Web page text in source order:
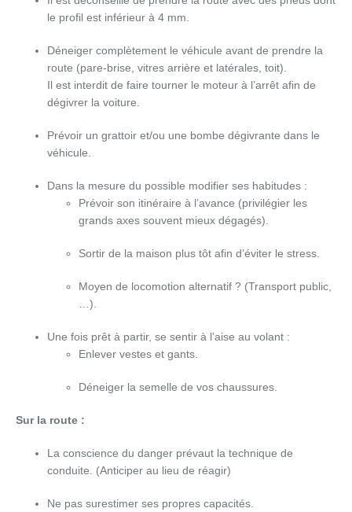
le profil est inférieur à 4 mm.
Déneiger complètement le véhicule avant de prendre la
route (pare-brise, vitres arrière et latérales, toit).
Il est interdit de faire tourner le moteur à l’arrêt afin de
dégivrer la voiture.
Prévoir un grattoir et/ou une bombe dégivrante dans le
véhicule.
Dans la mesure du possible modifier ses habitudes :
Prévoir son itinéraire à l’avance (privilégier les
grands axes souvent mieux dégagés).
Sortir de la maison plus tôt afin d’éviter le stress.
Moyen de locomotion alternatif ? (Transport public,
…).
Une fois prêt à partir, se sentir à l’aise au volant :
Enlever vestes et gants.
Déneiger la semelle de vos chaussures.
Sur la route :
La conscience du danger prévaut la technique de
conduite. (Anticiper au lieu de réagir)
Ne pas surestimer ses propres capacités.